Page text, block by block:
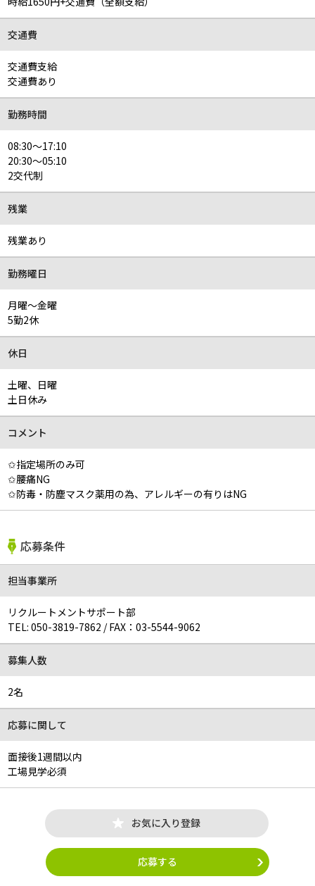
交通費
交通費支給
交通費あり
勤務時間
08:30～17:10
20:30～05:10
2交代制
残業
残業あり
勤務曜日
月曜～金曜
5勤2休
休日
土曜、日曜
土日休み
コメント
✩指定場所のみ可
✩腰痛NG
✩防毒・防塵マスク薬用の為、アレルギーの有りはNG
応募条件
担当事業所
リクルートメントサポート部
TEL:050-3819-7862 /FAX：03-5544-9062
募集人数
2名
応募に関して
面接後1週間以内
工場見学必須
お気に入り登録
応募する